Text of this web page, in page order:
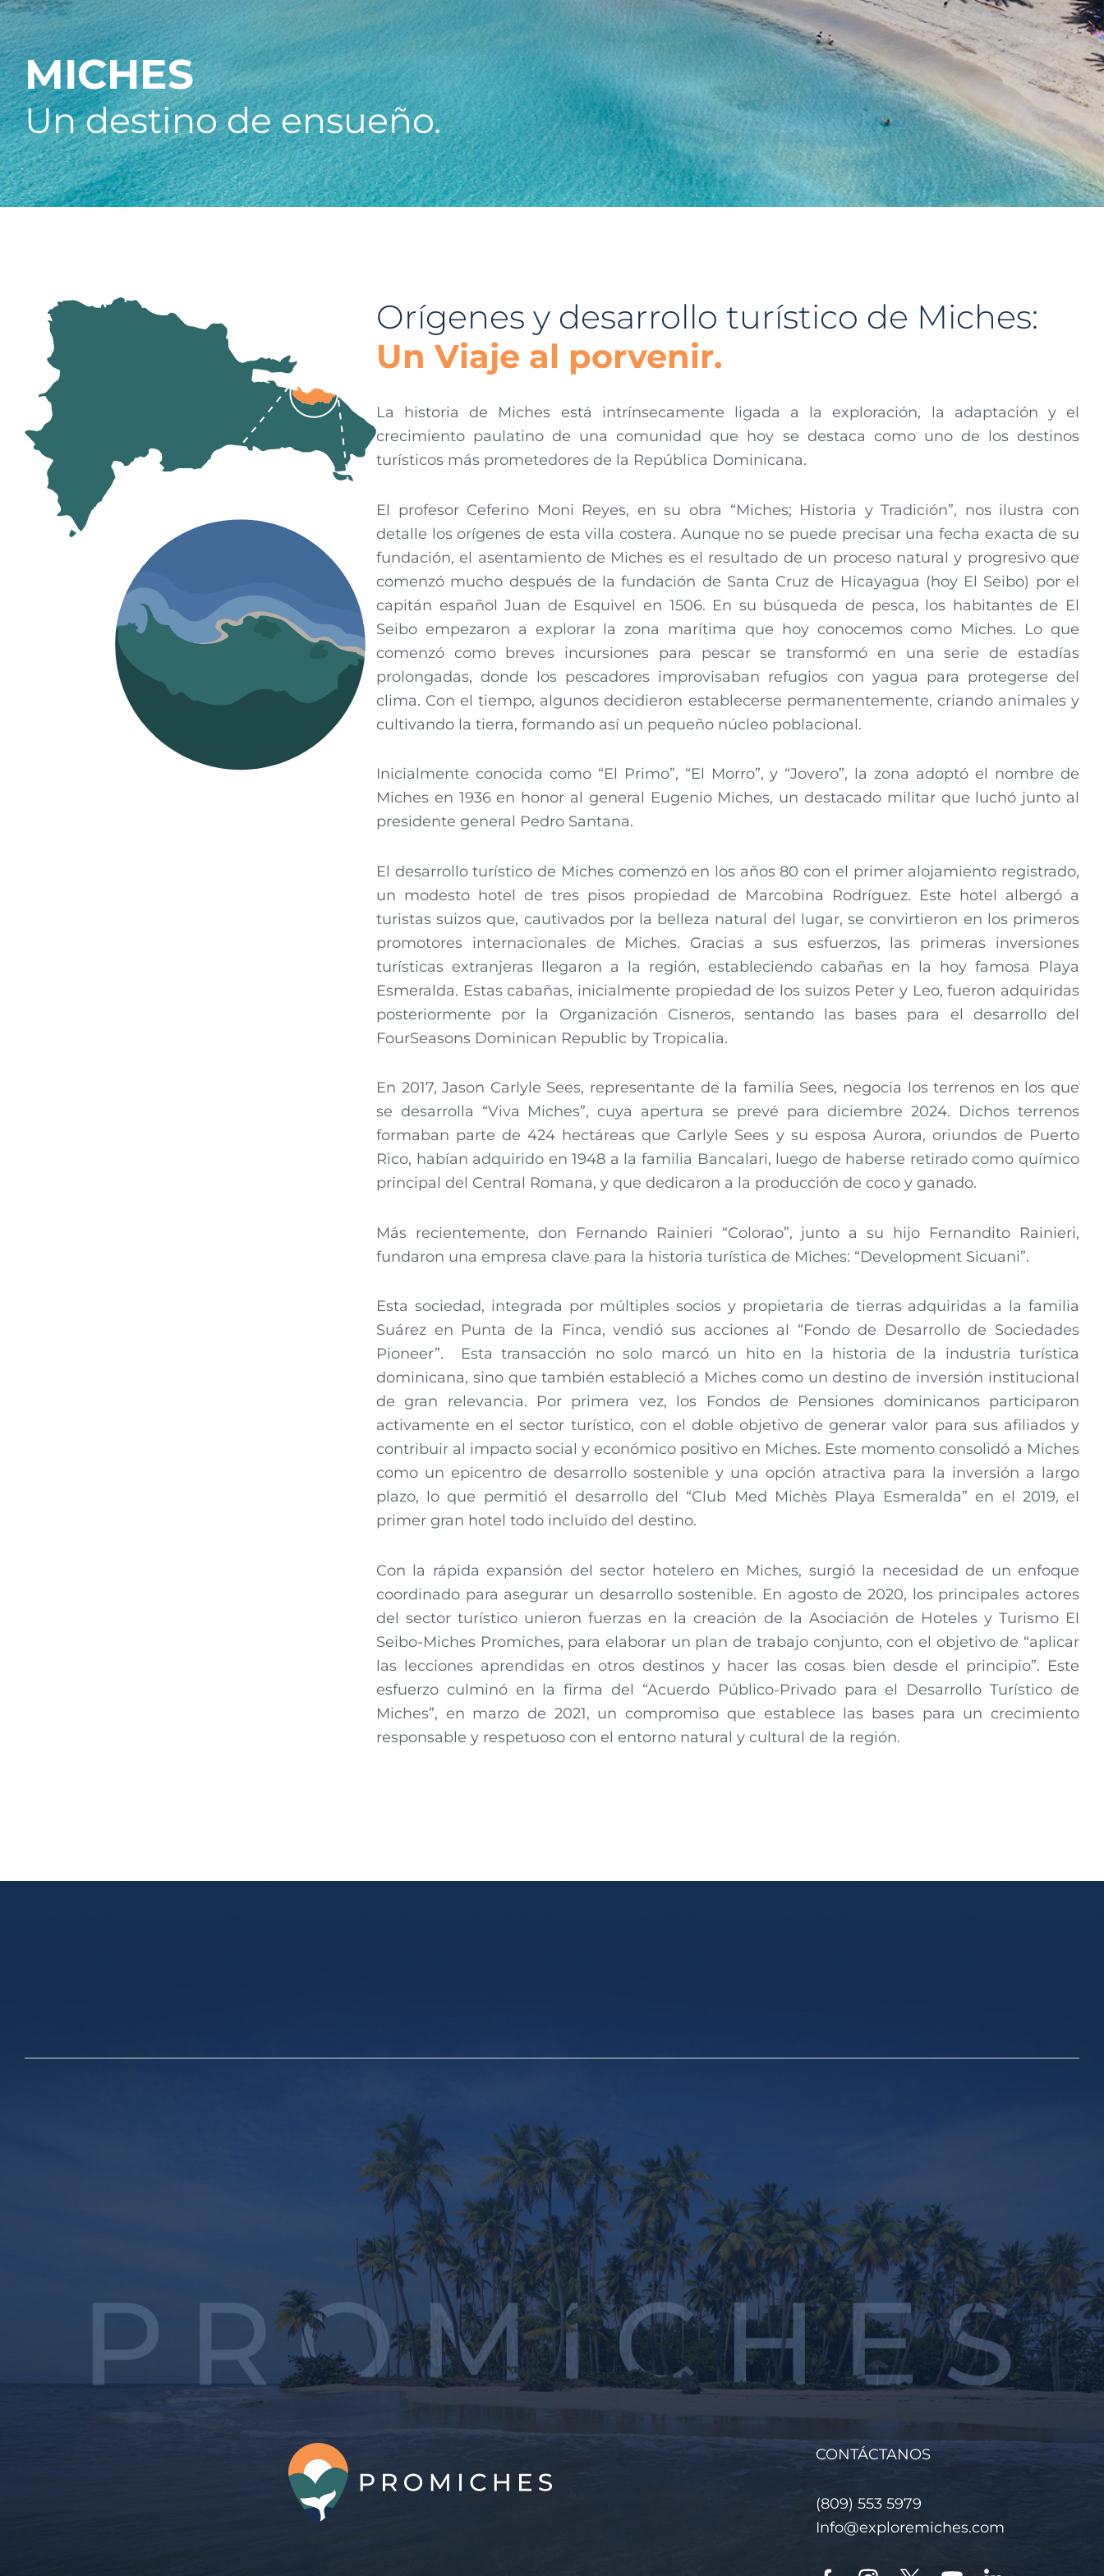
MICHES
Un destino de ensueño.
Orígenes y desarrollo turístico de Miches:
Un Viaje al porvenir.
La historia de Miches está intrínsecamente ligada a la exploración, la adaptación y el
crecimiento paulatino de una comunidad que hoy se destaca como uno de los destinos
turísticos más prometedores de la República Dominicana.
El profesor Ceferino Moni Reyes, en su obra “Miches; Historia y Tradición”, nos ilustra con
detalle los orígenes de esta villa costera. Aunque no se puede precisar una fecha exacta de su
fundación, el asentamiento de Miches es el resultado de un proceso natural y progresivo que
comenzó mucho después de la fundación de Santa Cruz de Hicayagua (hoy El Seibo) por el
capitán español Juan de Esquivel en 1506. En su búsqueda de pesca, los habitantes de El
Seibo empezaron a explorar la zona marítima que hoy conocemos como Miches. Lo que
comenzó como breves incursiones para pescar se transformó en una serie de estadías
prolongadas, donde los pescadores improvisaban refugios con yagua para protegerse del
clima. Con el tiempo, algunos decidieron establecerse permanentemente, criando animales y
cultivando la tierra, formando así un pequeño núcleo poblacional.
Inicialmente conocida como “El Primo”, “El Morro”, y “Jovero”, la zona adoptó el nombre de
Miches en 1936 en honor al general Eugenio Miches, un destacado militar que luchó junto al
presidente general Pedro Santana.
El desarrollo turístico de Miches comenzó en los años 80 con el primer alojamiento registrado,
un modesto hotel de tres pisos propiedad de Marcobina Rodríguez. Este hotel albergó a
turistas suizos que, cautivados por la belleza natural del lugar, se convirtieron en los primeros
promotores internacionales de Miches. Gracias a sus esfuerzos, las primeras inversiones
turísticas extranjeras llegaron a la región, estableciendo cabañas en la hoy famosa Playa
Esmeralda. Estas cabañas, inicialmente propiedad de los suizos Peter y Leo, fueron adquiridas
posteriormente por la Organización Cisneros, sentando las bases para el desarrollo del
FourSeasons Dominican Republic by Tropicalia.
En 2017, Jason Carlyle Sees, representante de la familia Sees, negocia los terrenos en los que
se desarrolla “Viva Miches”, cuya apertura se prevé para diciembre 2024. Dichos terrenos
formaban parte de 424 hectáreas que Carlyle Sees y su esposa Aurora, oriundos de Puerto
Rico, habían adquirido en 1948 a la familia Bancalari, luego de haberse retirado como químico
principal del Central Romana, y que dedicaron a la producción de coco y ganado.
Más recientemente, don Fernando Rainieri “Colorao”, junto a su hijo Fernandito Rainieri,
fundaron una empresa clave para la historia turística de Miches: “Development Sicuani”.
Esta sociedad, integrada por múltiples socios y propietaria de tierras adquiridas a la familia
Suárez en Punta de la Finca, vendió sus acciones al “Fondo de Desarrollo de Sociedades
Pioneer”. Esta transacción no solo marcó un hito en la historia de la industria turística
dominicana, sino que también estableció a Miches como un destino de inversión institucional
de gran relevancia. Por primera vez, los Fondos de Pensiones dominicanos participaron
activamente en el sector turístico, con el doble objetivo de generar valor para sus afiliados y
contribuir al impacto social y económico positivo en Miches. Este momento consolidó a Miches
como un epicentro de desarrollo sostenible y una opción atractiva para la inversión a largo
plazo, lo que permitió el desarrollo del “Club Med Michès Playa Esmeralda” en el 2019, el
primer gran hotel todo incluido del destino.
Con la rápida expansión del sector hotelero en Miches, surgió la necesidad de un enfoque
coordinado para asegurar un desarrollo sostenible. En agosto de 2020, los principales actores
del sector turístico unieron fuerzas en la creación de la Asociación de Hoteles y Turismo El
Seibo-Miches Promiches, para elaborar un plan de trabajo conjunto, con el objetivo de “aplicar
las lecciones aprendidas en otros destinos y hacer las cosas bien desde el principio”. Este
esfuerzo culminó en la firma del “Acuerdo Público-Privado para el Desarrollo Turístico de
Miches”, en marzo de 2021, un compromiso que establece las bases para un crecimiento
responsable y respetuoso con el entorno natural y cultural de la región.
CONTÁCTANOS
(809) 553 5979
Info@exploremiches.com